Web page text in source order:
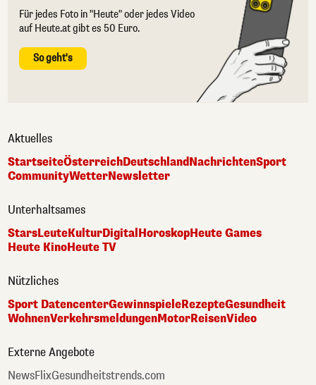
Für jedes Foto in "Heute" oder jedes Video
auf Heute.at gibt es 50 Euro.
So geht's
Aktuelles
StartseiteÖsterreichDeutschlandNachrichtenSport
CommunityWetterNewsletter
Unterhaltsames
StarsLeuteKulturDigitalHoroskopHeute Games
Heute KinoHeute TV
Nützliches
Sport DatencenterGewinnspieleRezepteGesundheit
WohnenVerkehrsmeldungenMotorReisenVideo
Externe Angebote
NewsFlixGesundheitstrends.com